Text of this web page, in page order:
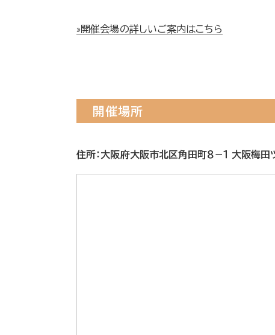
»開催会場の詳しいご案内はこちら
開催場所
住所：大阪府大阪市北区角田町８−１ 大阪梅田